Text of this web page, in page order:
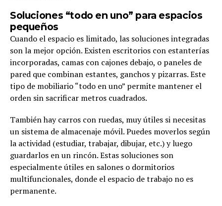
Soluciones “todo en uno” para espacios
pequeños
Cuando el espacio es limitado, las soluciones integradas
son la mejor opción. Existen escritorios con estanterías
incorporadas, camas con cajones debajo, o paneles de
pared que combinan estantes, ganchos y pizarras. Este
tipo de mobiliario “todo en uno” permite mantener el
orden sin sacrificar metros cuadrados.
También hay carros con ruedas, muy útiles si necesitas
un sistema de almacenaje móvil. Puedes moverlos según
la actividad (estudiar, trabajar, dibujar, etc.) y luego
guardarlos en un rincón. Estas soluciones son
especialmente útiles en salones o dormitorios
multifuncionales, donde el espacio de trabajo no es
permanente.